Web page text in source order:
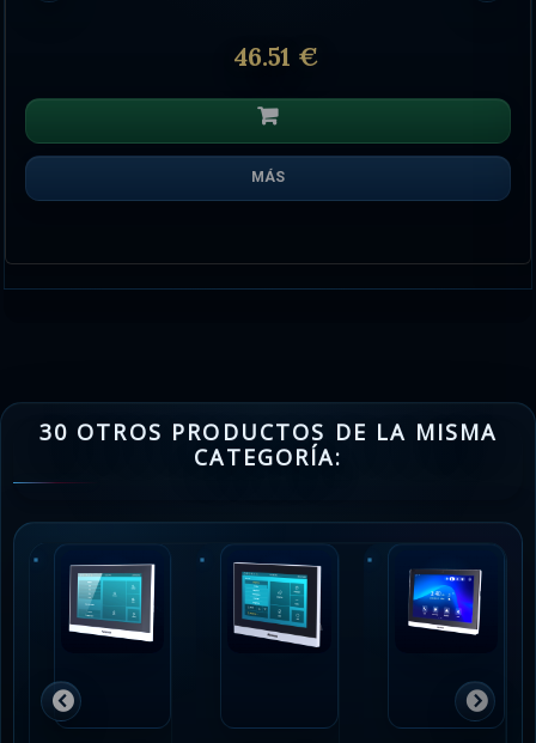
46.51 €
MÁS
30 OTROS PRODUCTOS DE LA MISMA
CATEGORÍA: